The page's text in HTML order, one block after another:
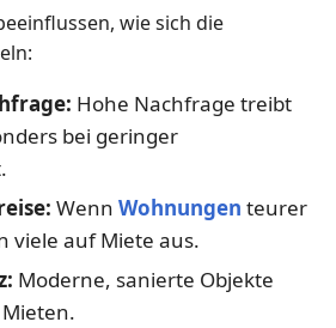
wie sich die
Hohe Nachfrage treibt
bei geringer
Wenn Wohnungen teurer
viele auf Miete aus.
Moderne, sanierte Objekte